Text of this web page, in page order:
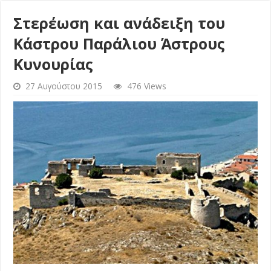
Στερέωση και ανάδειξη του
Κάστρου Παράλιου Άστρους
Κυνουρίας
27 Αυγούστου 2015 476 Views